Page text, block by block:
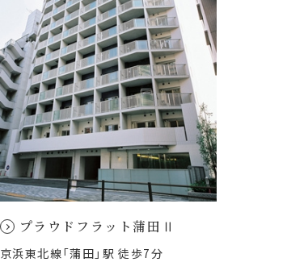
プラウドフラット蒲田Ⅱ
京浜東北線「蒲田」駅 徒歩7分